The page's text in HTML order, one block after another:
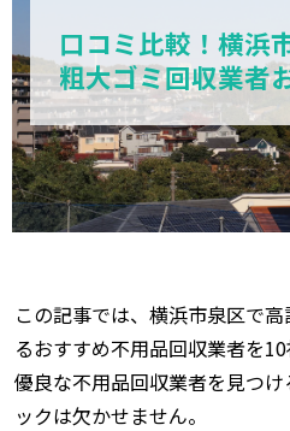
口コミ比較！横浜
粗大ゴミ回収業者
この記事では、横浜市泉区で
るおすすめ不用品回収業者を10
優良な不用品回収業者を見つ
ックは欠かせません。